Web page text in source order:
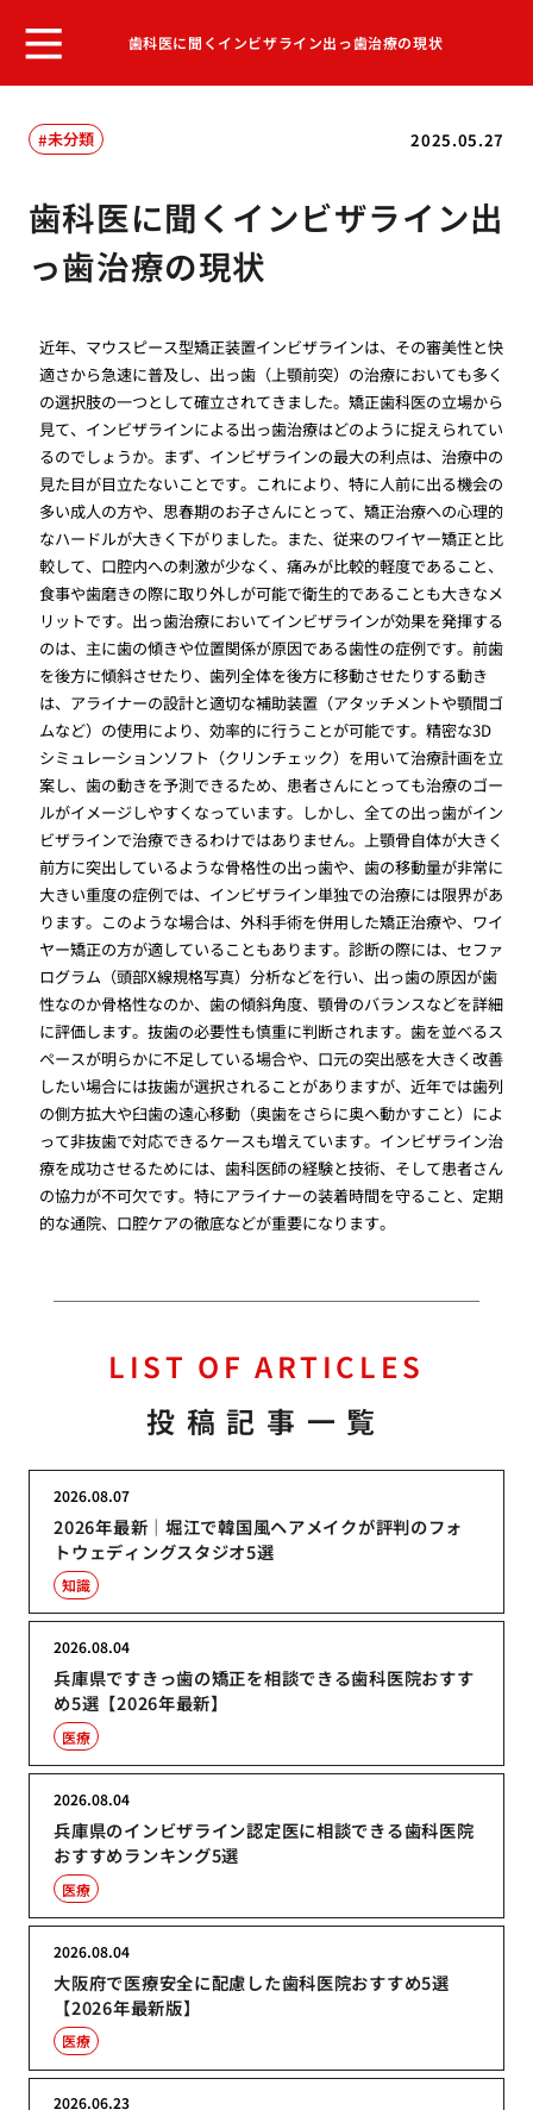
歯科医に聞くインビザライン出っ歯治療の現状
2025.05.27
未分類
歯科医に聞くインビザライン出
っ歯治療の現状
近年、マウスピース型矯正装置インビザラインは、その審美性と快
適さから急速に普及し、出っ歯（上顎前突）の治療においても多く
の選択肢の一つとして確立されてきました。矯正歯科医の立場から
見て、インビザラインによる出っ歯治療はどのように捉えられてい
るのでしょうか。まず、インビザラインの最大の利点は、治療中の
見た目が目立たないことです。これにより、特に人前に出る機会の
多い成人の方や、思春期のお子さんにとって、矯正治療への心理的
なハードルが大きく下がりました。また、従来のワイヤー矯正と比
較して、口腔内への刺激が少なく、痛みが比較的軽度であること、
食事や歯磨きの際に取り外しが可能で衛生的であることも大きなメ
リットです。出っ歯治療においてインビザラインが効果を発揮する
のは、主に歯の傾きや位置関係が原因である歯性の症例です。前歯
を後方に傾斜させたり、歯列全体を後方に移動させたりする動き
は、アライナーの設計と適切な補助装置（アタッチメントや顎間ゴ
ムなど）の使用により、効率的に行うことが可能です。精密な3D
シミュレーションソフト（クリンチェック）を用いて治療計画を立
案し、歯の動きを予測できるため、患者さんにとっても治療のゴー
ルがイメージしやすくなっています。しかし、全ての出っ歯がイン
ビザラインで治療できるわけではありません。上顎骨自体が大きく
前方に突出しているような骨格性の出っ歯や、歯の移動量が非常に
大きい重度の症例では、インビザライン単独での治療には限界があ
ります。このような場合は、外科手術を併用した矯正治療や、ワイ
ヤー矯正の方が適していることもあります。診断の際には、セファ
ログラム（頭部X線規格写真）分析などを行い、出っ歯の原因が歯
性なのか骨格性なのか、歯の傾斜角度、顎骨のバランスなどを詳細
に評価します。抜歯の必要性も慎重に判断されます。歯を並べるス
ペースが明らかに不足している場合や、口元の突出感を大きく改善
したい場合には抜歯が選択されることがありますが、近年では歯列
の側方拡大や臼歯の遠心移動（奥歯をさらに奥へ動かすこと）によ
って非抜歯で対応できるケースも増えています。インビザライン治
療を成功させるためには、歯科医師の経験と技術、そして患者さん
の協力が不可欠です。特にアライナーの装着時間を守ること、定期
的な通院、口腔ケアの徹底などが重要になります。
LIST OF ARTICLES
投稿記事一覧
2026年最新｜堀江で韓国風ヘアメイクが評判のフォ
トウェディングスタジオ5選
2026.08.07
知識
兵庫県ですきっ歯の矯正を相談できる歯科医院おすす
め5選【2026年最新】
2026.08.04
医療
兵庫県のインビザライン認定医に相談できる歯科医院
おすすめランキング5選
2026.08.04
医療
大阪府で医療安全に配慮した歯科医院おすすめ5選
【2026年最新版】
2026.08.04
医療
2026.06.23